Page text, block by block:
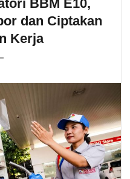
BBM E10,
dan Ciptakan
Kerja